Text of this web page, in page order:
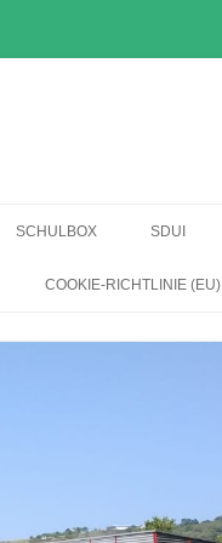
SCHULBOX SDUI
COOKIE-RICHTLINIE (EU)